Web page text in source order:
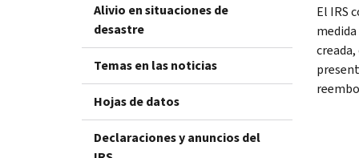
Alivio en situaciones de
desastre
Temas en las noticias
Hojas de datos
Declaraciones y anuncios del
El IRS